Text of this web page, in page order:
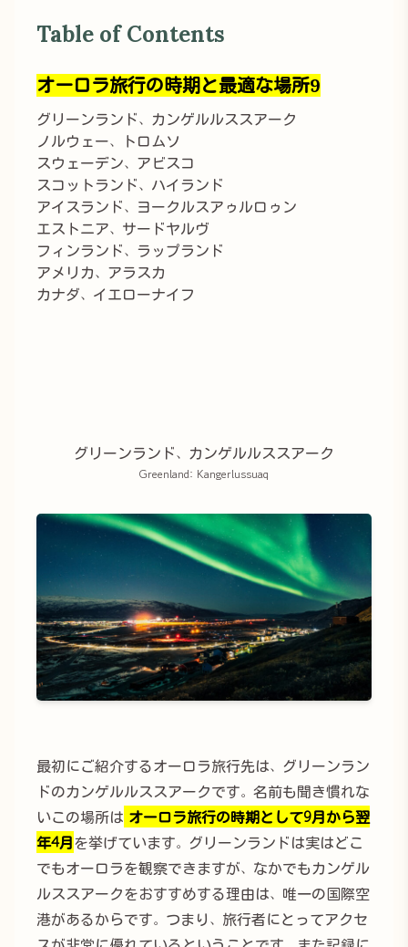
Table of Contents
オーロラ旅行の時期と最適な場所9
グリーンランド、カンゲルルススアーク
ノルウェー、トロムソ
スウェーデン、アビスコ
スコットランド、ハイランド
アイスランド、ヨークルスアゥルロゥン
エストニア、サードヤルヴ
フィンランド、ラップランド
アメリカ、アラスカ
カナダ、イエローナイフ
グリーンランド、カンゲルルススアーク
Greenland: Kangerlussuaq
最初にご紹介するオーロラ旅行先は、グリーンラン
ドのカンゲルルススアークです。名前も聞き慣れな
いこの場所は オーロラ旅行の時期として9月から翌
年4月を挙げています。グリーンランドは実はどこ
でもオーロラを観察できますが、なかでもカンゲル
ルススアークをおすすめする理由は、唯一の国際空
港があるからです。つまり、旅行者にとってアクセ